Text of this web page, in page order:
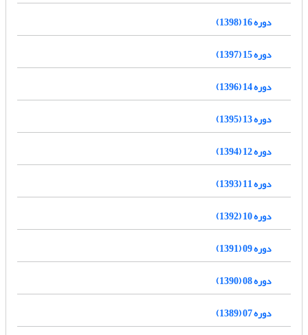
دوره 16 (1398)
دوره 15 (1397)
دوره 14 (1396)
دوره 13 (1395)
دوره 12 (1394)
دوره 11 (1393)
دوره 10 (1392)
دوره 09 (1391)
دوره 08 (1390)
دوره 07 (1389)